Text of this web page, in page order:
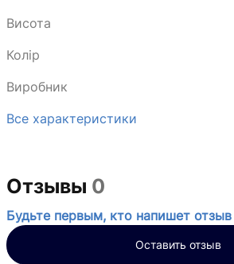
Висота
Колір
Виробник
Все характеристики
Отзывы 0
Будьте первым, кто напишет отзыв
Оставить отзыв